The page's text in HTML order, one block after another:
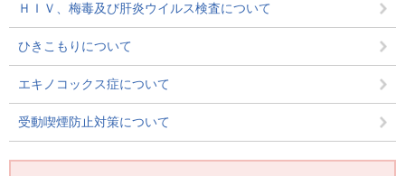
ＨＩＶ、梅毒及び肝炎ウイルス検査について
ひきこもりについて
エキノコックス症について
受動喫煙防止対策について